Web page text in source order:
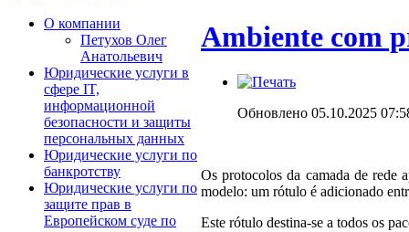
О компании
Петухов Олег
Анатольевич
Юридические услуги в
сфере IT,
информационной
безопасности и защиты
персональных данных
Юридические услуги по
банкротству
Юридические услуги по
защите прав в
Европейском суде по
Ambiente com
Обновлено 05.10.2025
Os protocolos da camada de rede
modelo: um rótulo é adicionado
Este rótulo destina-se a todos os